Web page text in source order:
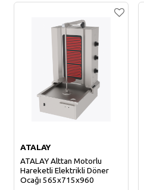
ATALAY
ATALAY Alttan Motorlu
Hareketli Elektrikli Döner
Ocağı 565x715x960